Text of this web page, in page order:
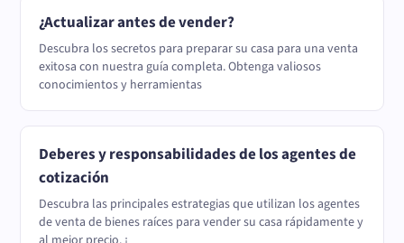
¿Actualizar antes de vender?
Descubra los secretos para preparar su casa para una venta
exitosa con nuestra guía completa. Obtenga valiosos
conocimientos y herramientas
Deberes y responsabilidades de los agentes de
cotización
Descubra las principales estrategias que utilizan los agentes
de venta de bienes raíces para vender su casa rápidamente y